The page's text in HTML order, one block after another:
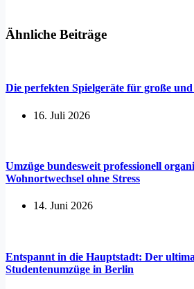
Ähnliche Beiträge
Die perfekten Spielgeräte für große
16. Juli 2026
Umzüge bundesweit professionell
Wohnortwechsel ohne Stress
14. Juni 2026
Entspannt in die Hauptstadt: Der
Studentenumzüge in Berlin